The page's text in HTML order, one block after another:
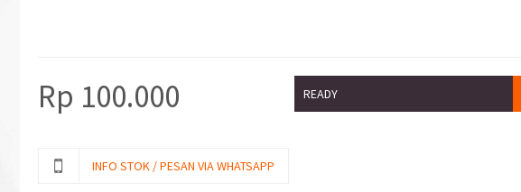
READY
Rp 100.000
INFO STOK / PESAN VIA WHATSAPP